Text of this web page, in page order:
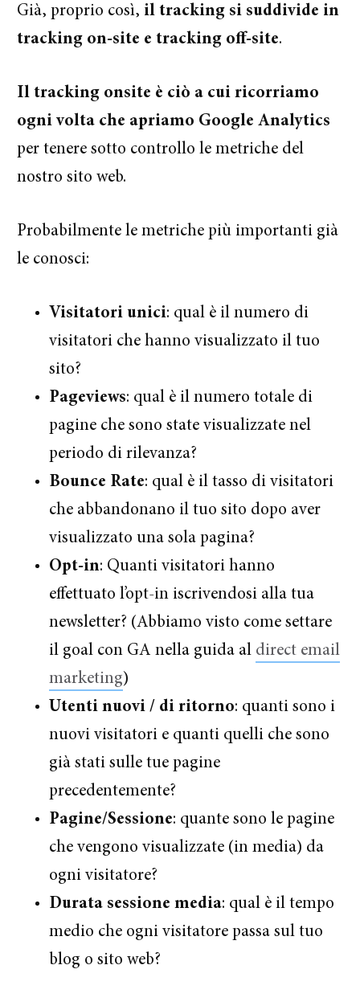
Già, proprio così, il tracking si suddivide in
tracking on-site e tracking off-site.
Il tracking onsite è ciò a cui ricorriamo
ogni volta che apriamo Google Analytics
per tenere sotto controllo le metriche del
nostro sito web.
Probabilmente le metriche più importanti già
le conosci:
Visitatori unici: qual è il numero di
visitatori che hanno visualizzato il tuo
sito?
Pageviews: qual è il numero totale di
pagine che sono state visualizzate nel
periodo di rilevanza?
Bounce Rate: qual è il tasso di visitatori
che abbandonano il tuo sito dopo aver
visualizzato una sola pagina?
Opt-in: Quanti visitatori hanno
effettuato l’opt-in iscrivendosi alla tua
newsletter? (Abbiamo visto come settare
il goal con GA nella guida al direct email
marketing)
Utenti nuovi / di ritorno: quanti sono i
nuovi visitatori e quanti quelli che sono
già stati sulle tue pagine
precedentemente?
Pagine/Sessione: quante sono le pagine
che vengono visualizzate (in media) da
ogni visitatore?
Durata sessione media: qual è il tempo
medio che ogni visitatore passa sul tuo
blog o sito web?